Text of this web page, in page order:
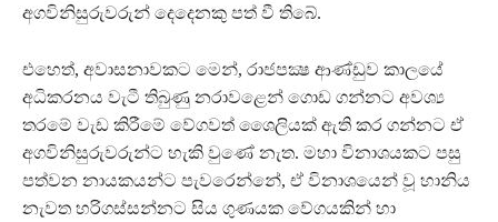
අගවිනිසුරුවරුන් දෙදෙනකු පත් වී තිබේ.
එහෙත්, අවාසනාවකට මෙන්, රාජපක්‍ෂ ආණ්ඩුව කාලයේ
අධිකරනය වැටී තිබුණු නරාවළෙන් ගොඩ ගන්නට අවශ්‍ය
තරමේ වැඩ කිරීමේ වේගවත් ශෛලියක් ඇති කර ගන්නට ඒ
අගවිනිසුරුවරුන්ට හැකි වුණේ නැත. මහා විනාශයකට පසු
පත්වන නායකයන්ට පැවරෙන්නේ, ඒ විනාශයෙන් වූ හානිය
නැවත හරිගස්සන්නට සිය ගුණයක වේගයකින් හා